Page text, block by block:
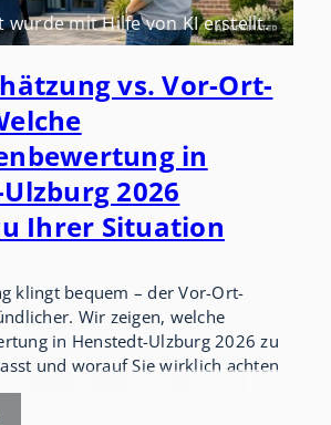
wurde mit Hilfe von KI erstellt.
vs. Vor-Ort-
in
2026
Ihrer Situation
klingt bequem – der Vor-Ort-
Wir zeigen, welche
in Henstedt-Ulzburg 2026 zu
und worauf Sie wirklich achten